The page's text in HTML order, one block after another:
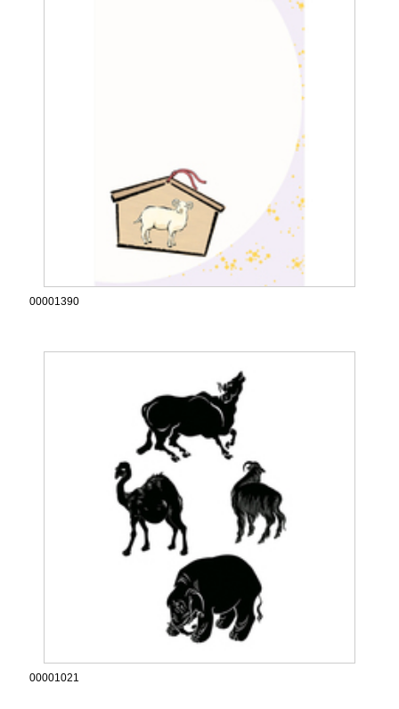
00001390
00001021